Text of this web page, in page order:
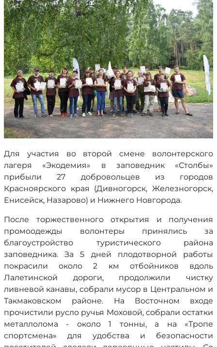
Для участия во второй смене волонтерского
лагеря «Экодемия» в заповедник «Столбы»
прибыли 27 добровольцев из городов
Красноярского края (Дивногорск, Железногорск,
Енисейск, Назарово) и Нижнего Новгорода.
После торжественного открытия и получения
промоодежды волонтеры принялись за
благоустройство туристического района
заповедника. За 5 дней плодотворной работы
покрасили около 2 км отбойников вдоль
Лалетинской дороги, продолжили чистку
ливневой канавы, собрали мусор в Центральном и
Такмаковском районе. На Восточном входе
прочистили русло ручья Моховой, собрали остатки
металлолома - около 1 тонны, а на «Тропе
спортсмена» для удобства и безопасности